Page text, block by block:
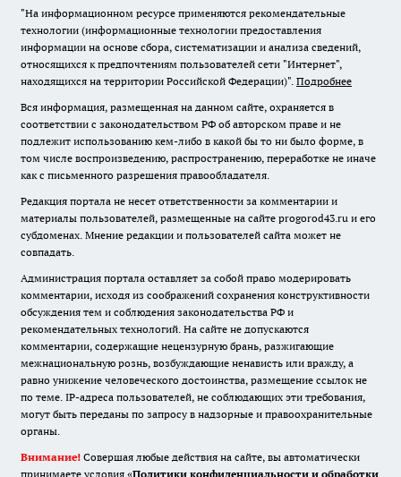
"На информационном ресурсе применяются рекомендательные
технологии (информационные технологии предоставления
информации на основе сбора, систематизации и анализа сведений,
относящихся к предпочтениям пользователей сети "Интернет",
находящихся на территории Российской Федерации)". Подробнее
Вся информация, размещенная на данном сайте, охраняется в
соответствии с законодательством РФ об авторском праве и не
подлежит использованию кем-либо в какой бы то ни было форме, в
том числе воспроизведению, распространению, переработке не иначе
как с письменного разрешения правообладателя.
Редакция портала не несет ответственности за комментарии и
материалы пользователей, размещенные на сайте progorod43.ru и его
субдоменах. Мнение редакции и пользователей сайта может не
совпадать.
Администрация портала оставляет за собой право модерировать
комментарии, исходя из соображений сохранения конструктивности
обсуждения тем и соблюдения законодательства РФ и
рекомендательных технологий. На сайте не допускаются
комментарии, содержащие нецензурную брань, разжигающие
межнациональную рознь, возбуждающие ненависть или вражду, а
равно унижение человеческого достоинства, размещение ссылок не
по теме. IP-адреса пользователей, не соблюдающих эти требования,
могут быть переданы по запросу в надзорные и правоохранительные
органы.
Внимание! Совершая любые действия на сайте, вы автоматически
принимаете условия «Политики конфиденциальности и обработки